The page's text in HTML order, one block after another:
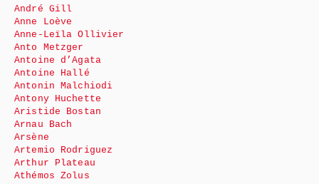
André Gill
Anne Loève
Anne-Leïla Ollivier
Anto Metzger
Antoine d’Agata
Antoine Hallé
Antonin Malchiodi
Antony Huchette
Aristide Bostan
Arnau Bach
Arsène
Artemio Rodriguez
Arthur Plateau
Athémos Zolus